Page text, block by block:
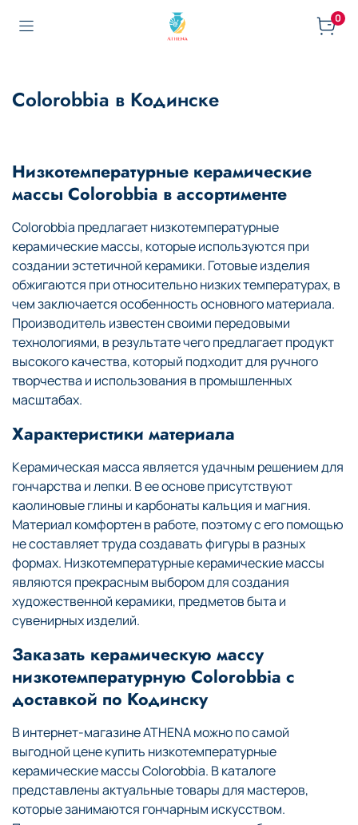
0
Colorobbia в Кодинске
Низкотемпературные керамические
массы Colorobbia в ассортименте
Colorobbia предлагает низкотемпературные
керамические массы, которые используются при
создании эстетичной керамики. Готовые изделия
обжигаются при относительно низких температурах, в
чем заключается особенность основного материала.
Производитель известен своими передовыми
технологиями, в результате чего предлагает продукт
высокого качества, который подходит для ручного
творчества и использования в промышленных
масштабах.
Характеристики материала
Керамическая масса является удачным решением для
гончарства и лепки. В ее основе присутствуют
каолиновые глины и карбонаты кальция и магния.
Материал комфортен в работе, поэтому с его помощью
не составляет труда создавать фигуры в разных
формах. Низкотемпературные керамические массы
являются прекрасным выбором для создания
художественной керамики, предметов быта и
сувенирных изделий.
Заказать керамическую массу
низкотемпературную Colorobbia с
доставкой по Кодинску
В интернет-магазине ATHENA можно по самой
выгодной цене купить низкотемпературные
керамические массы Colorobbia. В каталоге
представлены актуальные товары для мастеров,
которые занимаются гончарным искусством.